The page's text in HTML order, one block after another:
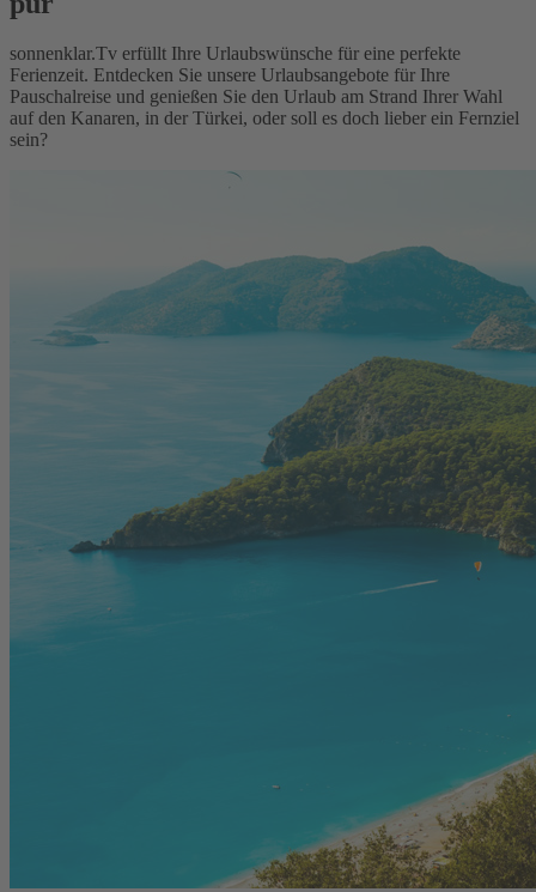
sonnenklar.Tv erfüllt Ihre Urlaubswünsche für eine perfekte
Ferienzeit. Entdecken Sie unsere Urlaubsangebote für Ihre
Pauschalreise und genießen Sie den Urlaub am Strand Ihrer Wahl
auf den Kanaren, in der Türkei, oder soll es doch lieber ein Fernziel
sein?